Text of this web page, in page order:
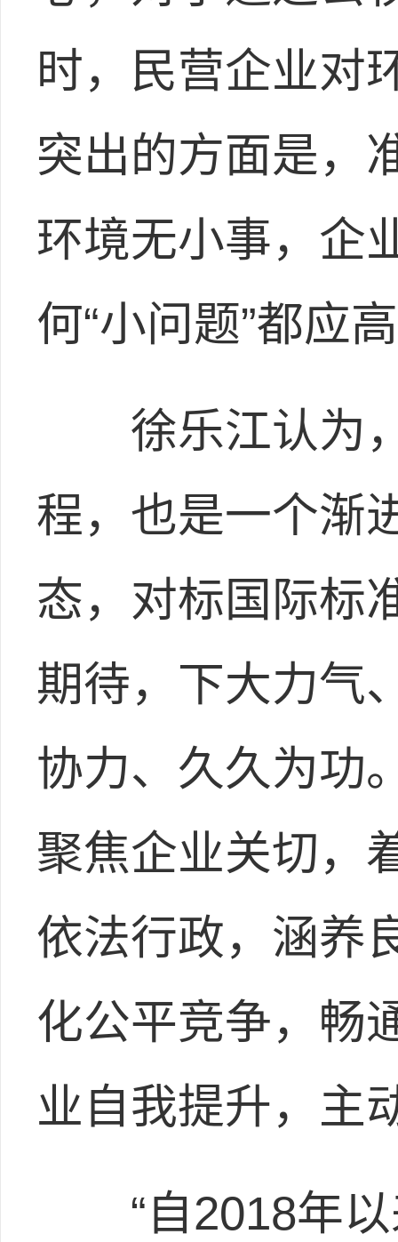
时，民营企业对
突出的方面是，
环境无小事，企
何“小问题”都应
徐乐江认为，
程，也是一个渐
态，对标国际标
期待，下大力气
协力、久久为功
聚焦企业关切，
依法行政，涵养
化公平竞争，畅
业自我提升，主
“自2018年以